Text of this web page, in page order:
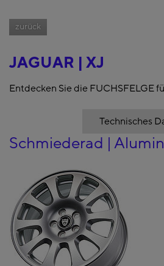
zurück
JAGUAR | XJ
Entdecken Sie die FUCHSFELGE
Technisches
Schmiederad |